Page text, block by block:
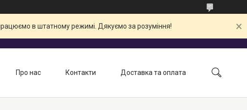
в штатному режимі. Дякуємо за розуміння!
Про нас Контакти Доставка та оплата